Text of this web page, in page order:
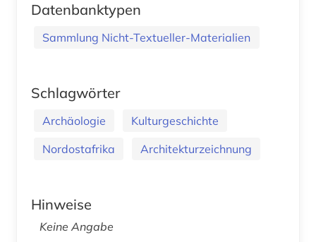
Datenbanktypen
Sammlung Nicht-Textueller-Materialien
Schlagwörter
Archäologie
Kulturgeschichte
Nordostafrika
Architekturzeichnung
Hinweise
Keine Angabe